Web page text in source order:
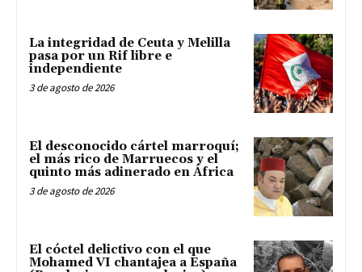
La integridad de Ceuta y Melilla
pasa por un Rif libre e
independiente
3 de agosto de 2026
El desconocido cártel marroquí;
el más rico de Marruecos y el
quinto más adinerado en África
3 de agosto de 2026
El cóctel delictivo con el que
Mohamed VI chantajea a España